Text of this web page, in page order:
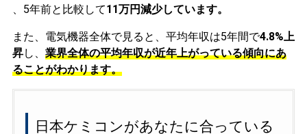
、5年前と比較して11万円減少しています。
また、電気機器全体で見ると、平均年収は5年間で4.8%上
昇し、 業界全体の平均年収が近年上がっている傾向にあ
ることがわかります。
日本ケミコンがあなたに合っている